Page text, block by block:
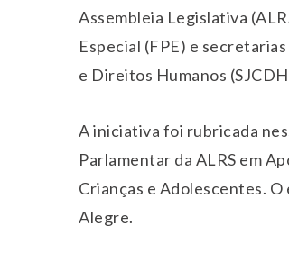
Assembleia Legislativa
Especial (FPE) e
e Direitos Humanos
A iniciativa foi rubricada
Parlamentar da ALRS em
Crianças e Adolescentes.
Alegre.